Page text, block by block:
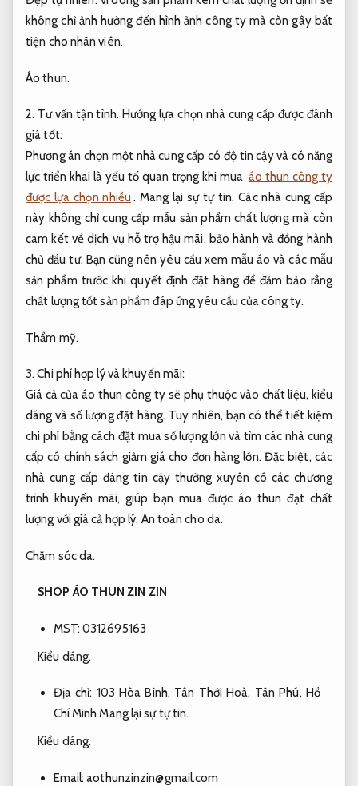
không chỉ ảnh hưởng đến hình ảnh công ty mà còn gây bất
tiện cho nhân viên.
Áo thun.
2. Tư vấn tận tình. Hướng lựa chọn nhà cung cấp được đánh
giá tốt:
Phương án chọn một nhà cung cấp có độ tin cậy và có năng
lực triển khai là yếu tố quan trọng khi mua áo thun công ty
được lựa chọn nhiều . Mang lại sự tự tin. Các nhà cung cấp
này không chỉ cung cấp mẫu sản phẩm chất lượng mà còn
cam kết về dịch vụ hỗ trợ hậu mãi, bảo hành và đồng hành
chủ đầu tư. Bạn cũng nên yêu cầu xem mẫu áo và các mẫu
sản phẩm trước khi quyết định đặt hàng để đảm bảo rằng
chất lượng tốt sản phẩm đáp ứng yêu cầu của công ty.
Thẩm mỹ.
3. Chi phí hợp lý và khuyến mãi:
Giá cả của áo thun công ty sẽ phụ thuộc vào chất liệu, kiểu
dáng và số lượng đặt hàng. Tuy nhiên, bạn có thể tiết kiệm
chi phí bằng cách đặt mua số lượng lớn và tìm các nhà cung
cấp có chính sách giảm giá cho đơn hàng lớn. Đặc biệt, các
nhà cung cấp đáng tin cậy thường xuyên có các chương
trình khuyến mãi, giúp bạn mua được áo thun đạt chất
lượng với giá cả hợp lý. An toàn cho da.
Chăm sóc da.
SHOP ÁO THUN ZIN ZIN
MST: 0312695163
Kiểu dáng.
Địa chỉ: 103 Hòa Bình, Tân Thới Hoà, Tân Phú, Hồ
Chí MinhMang lại sự tự tin.
Kiểu dáng.
Email:aothunzinzin@gmail.com